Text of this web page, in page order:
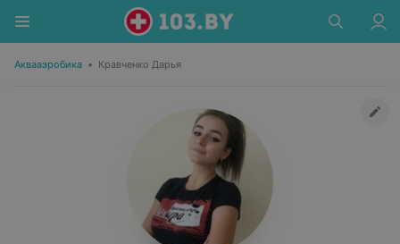
Аквааэробика • Кравченко Дарья